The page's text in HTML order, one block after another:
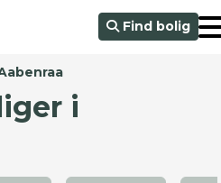
Find bolig
i